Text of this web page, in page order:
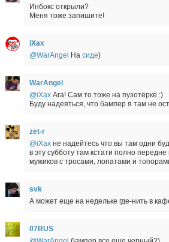
Инбокс открыли?
Меня тоже запишите!
iXax
@WarAngel
На сиде)
WarAngel
@iXax Ага! Сам то тоже на пузотёрке :)
Буду надеяться, что бампер я там не
zet-r
@iXax не надейтесь что вы там одни
в эту субботу там кстати полно
мужиков с тросами, лопатами и
svk
А может еще на недельке где-нить в
07RUS